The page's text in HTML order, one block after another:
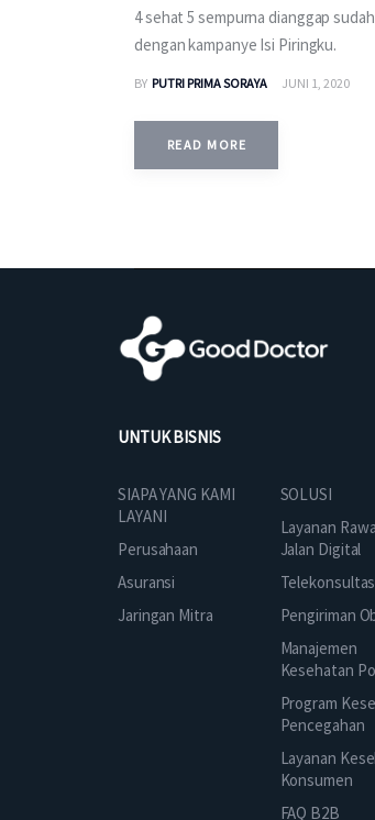
4 sehat 5 sempurna dianggap
dengan kampanye Isi Piringku.
BY PUTRI PRIMA SORAYA JUNI 1, 2020
READ MORE
UNTUK BISNIS
SIAPA YANG KAMI
LAYANI
Perusahaan
Asuransi
Jaringan Mitra
SOLUSI
Layanan
Jalan Digital
Pengiriman
Manajemen
Kesehatan
Program
Pencegahan
Layanan
Konsumen
FAQ B2B